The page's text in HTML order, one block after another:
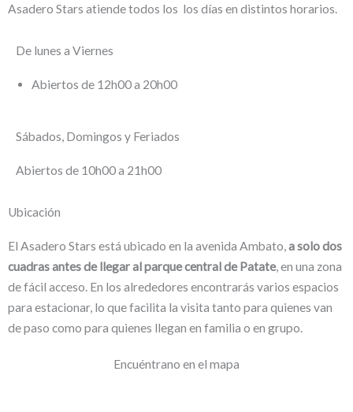
Asadero Stars atiende todos los los días en distintos horarios.
De lunes a Viernes
Abiertos de 12h00 a 20h00
Sábados, Domingos y Feriados
Abiertos de 10h00 a 21h00
Ubicación
El Asadero Stars está ubicado en la avenida Ambato,a solo dos
cuadras antes de llegar al parque central de Patate, en una zona
de fácil acceso. En los alrededores encontrarás varios espacios
para estacionar, lo que facilita la visita tanto para quienes van
de paso como para quienes llegan en familia o en grupo.
Encuéntrano en el mapa